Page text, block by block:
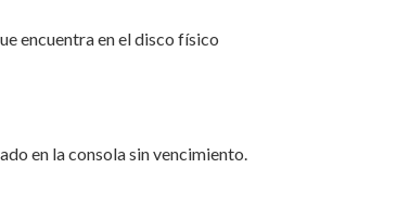
encuentra en el disco físico
en la consola sin vencimiento.